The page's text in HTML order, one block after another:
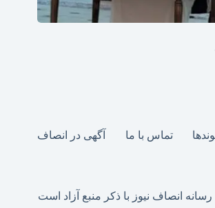
تماس با ما
آگهی در انصاف
انصاف نیوز با ذکر منبع آزاد است